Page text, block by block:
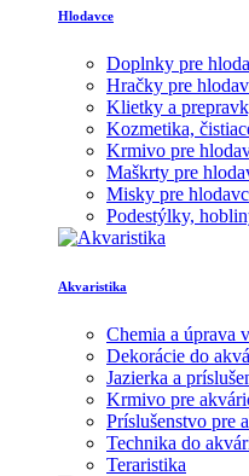
Hlodavce
Doplnky pre
Hračky pre
Klietky a
Kozmetika,
Krmivo pre
Maškrty pre
Misky pre
Podestýlky,
Akvaristika
Chemia a úprava
Dekorácie do
Jazierka a
Krmivo pre
Príslušenstvo pre
Technika do
Teraristika